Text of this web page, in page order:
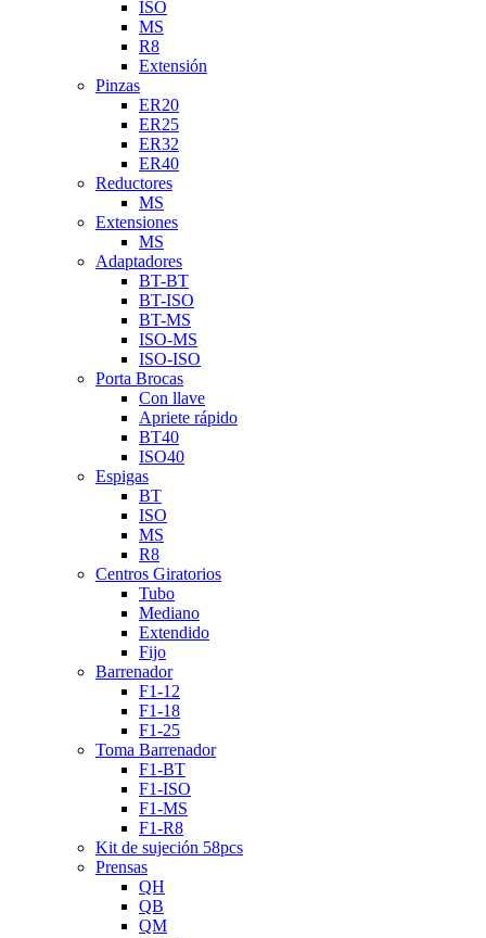
ISO
MS
R8
Extensión
Pinzas
ER20
ER25
ER32
ER40
Reductores
MS
Extensiones
MS
Adaptadores
BT-BT
BT-ISO
BT-MS
ISO-MS
ISO-ISO
Porta Brocas
Con llave
Apriete rápido
BT40
ISO40
Espigas
BT
ISO
MS
R8
Centros Giratorios
Tubo
Mediano
Extendido
Fijo
Barrenador
F1-12
F1-18
F1-25
Toma Barrenador
F1-BT
F1-ISO
F1-MS
F1-R8
Kit de sujeción 58pcs
Prensas
QH
QB
QM